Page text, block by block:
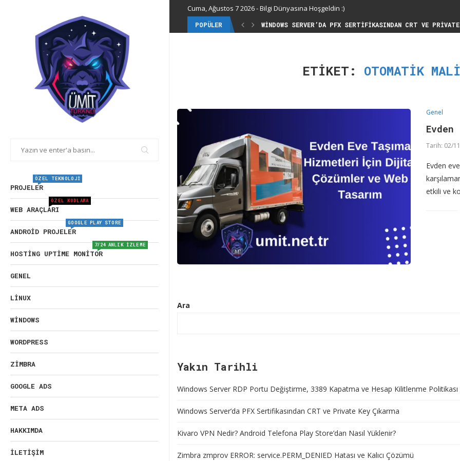
PROJELER
ÖZEL TEKNOLOJI
WEB ARAÇLARI
ÖZEL KODLAMA
ANDROID PROJELER
GOOGLE PLAY STORE
HOSTING UPTIME MONITOR
7/24 ANLIK İZLEME
GENEL
LINUX
WINDOWS
WORDPRESS
ZIMBRA
GOOGLE ADS
META ADS
HAKKIMDA
İLETIŞIM
Cuma, Ağustos 7 2026 - Bilgi Dünyasına Hoşgeldin :)
POPÜLER WINDOWS SERVER’DA PFX SERTIFIKASINDAN CRT VE
ETIKET: OTOMATIK
Genel
Tarih: 02/
Evden
etkili ve
Ara
Yakın Tarihli
Windows Server RDP Portu Değiştirme, 3389 Kapatma ve Hesap Kilitlenme Politikası
Windows Server’da PFX Sertifikasından CRT ve Private Key Çıkarma
Kivaro VPN Nedir? Android Telefona Play Store’dan Nasıl Yüklenir?
Zimbra zmprov ERROR: service.PERM_DENIED Hatası ve Kalıcı Çözümü